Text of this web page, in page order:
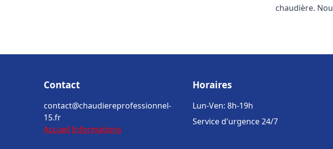
chaudière.
Contact
contact@chaudiereprofessionnel-
15.fr
Accueil Informations
Horaires
Lun-Ven: 8h-19h
Service d'urgence 24/7